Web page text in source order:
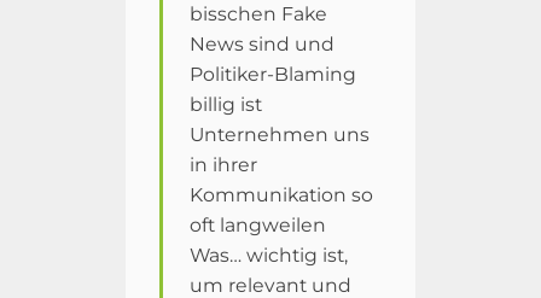
bisschen Fake
News sind und
Politiker-Blaming
billig ist
Unternehmen uns
in ihrer
Kommunikation so
oft langweilen
Was… wichtig ist,
um relevant und